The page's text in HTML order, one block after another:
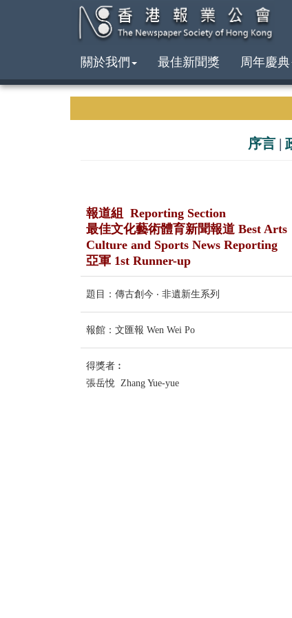
關於我們 最佳新聞獎 周年慶典
序言 |
報道組 Reporting Section
最佳文化藝術體育新聞報道 Best Arts
Culture and Sports News Reporting
亞軍 1st Runner-up
題目：傳古創今 ‧ 非遺新生系列
報館：文匯報 Wen Wei Po
得獎者︰
張岳悅 Zhang Yue-yue